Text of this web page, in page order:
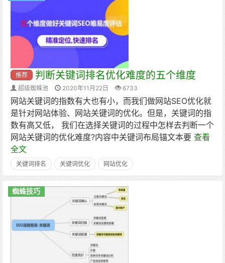
推荐 判断关键词排名优化难度的五个维度
超级蜘蛛池 2020年11月22日 6733
网站关键词的指数有大也有小，而我们做网站SEO优化就
是针对网站体验、网站关键词的优化。但是，关键词的指
数有高又低， 我们在选择关键词的过程中怎样去判断一个
网站关键词的优化难度?内容中关键词布局锚文本要 查看
全文
关键词排名 关键词优化 网站优化
蜘蛛技巧